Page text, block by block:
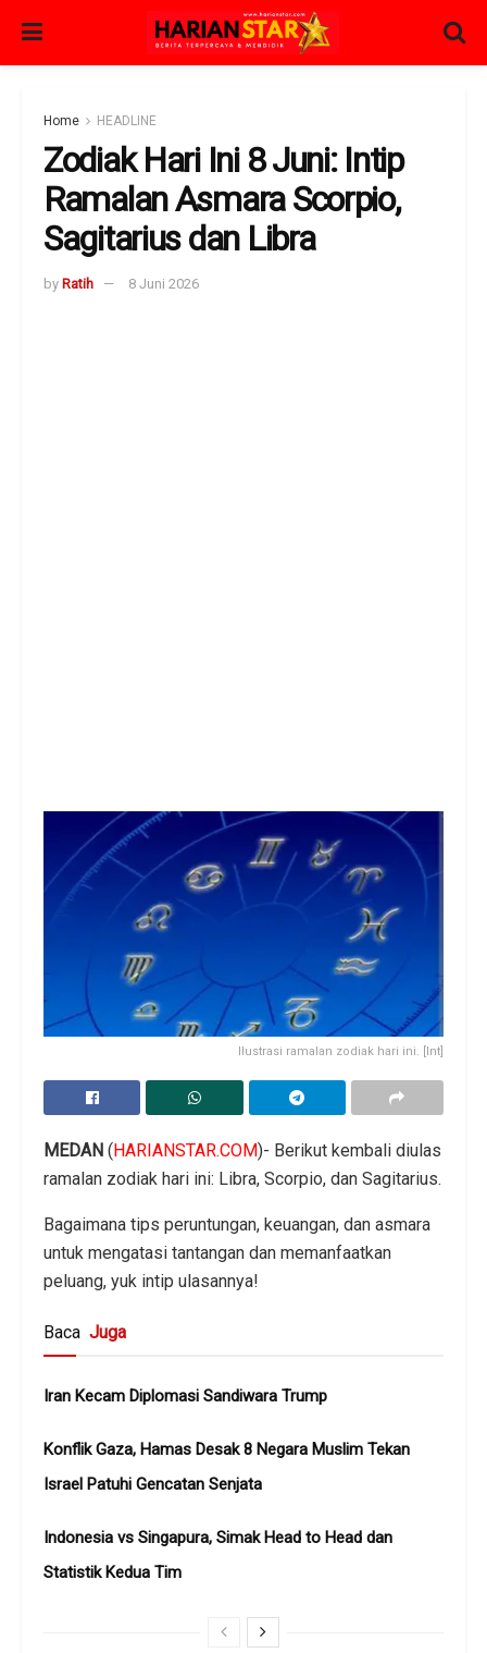
Home HEADLINE
Zodiak Hari Ini 8 Juni: Intip
Ramalan Asmara Scorpio,
Sagitarius dan Libra
by Ratih 8 Juni 2026
Ilustrasi ramalan zodiak hari ini. [Int]
MEDAN (HARIANSTAR.COM)- Berikut kembali diulas
ramalan zodiak hari ini: Libra, Scorpio, dan Sagitarius.
Bagaimana tips peruntungan, keuangan, dan asmara
untuk mengatasi tantangan dan memanfaatkan
peluang, yuk intip ulasannya!
Baca Juga
Iran Kecam Diplomasi Sandiwara Trump
Konflik Gaza, Hamas Desak 8 Negara Muslim Tekan
Israel Patuhi Gencatan Senjata
Indonesia vs Singapura, Simak Head to Head dan
Statistik Kedua Tim